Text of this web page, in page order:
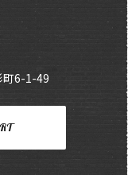
町6-1-49